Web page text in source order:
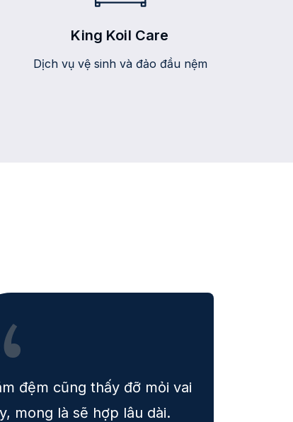
King Koil Care
Dịch vụ vệ sinh và đảo đầu nệm
đệm cũng thấy đỡ mỏi vai
mong là sẽ hợp lâu dài.